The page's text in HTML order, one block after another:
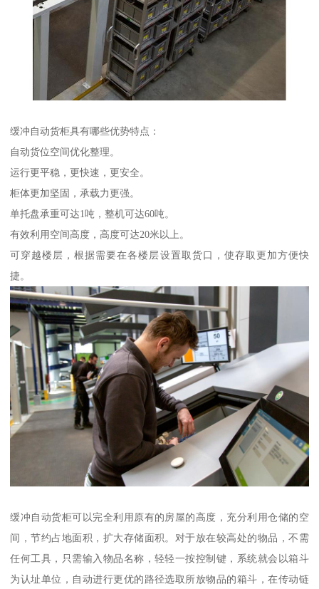
缓冲自动货柜具有哪些优势特点：
自动货位空间优化整理。
运行更平稳，更快速，更安全。
柜体更加坚固，承载力更强。
单托盘承重可达1吨，整机可达60吨。
有效利用空间高度，高度可达20米以上。
可穿越楼层，根据需要在各楼层设置取货口，使存取更加方便快
捷。
缓冲自动货柜可以完全利用原有的房屋的高度，充分利用仓储的空
间，节约占地面积，扩大存储面积。对于放在较高处的物品，不需
任何工具，只需输入物品名称，轻轻一按控制键，系统就会以箱斗
为认址单位，自动进行更优的路径选取所放物品的箱斗，在传动链